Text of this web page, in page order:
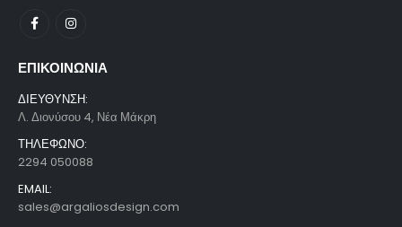
ΕΠΙΚΟΙΝΩΝΙΑ
ΔΙΕΥΘΥΝΣΗ:
Λ. Διονύσου 4, Νέα Μάκρη
ΤΗΛΕΦΩΝΟ:
2294 050088
EMAIL:
sales@argaliosdesign.com